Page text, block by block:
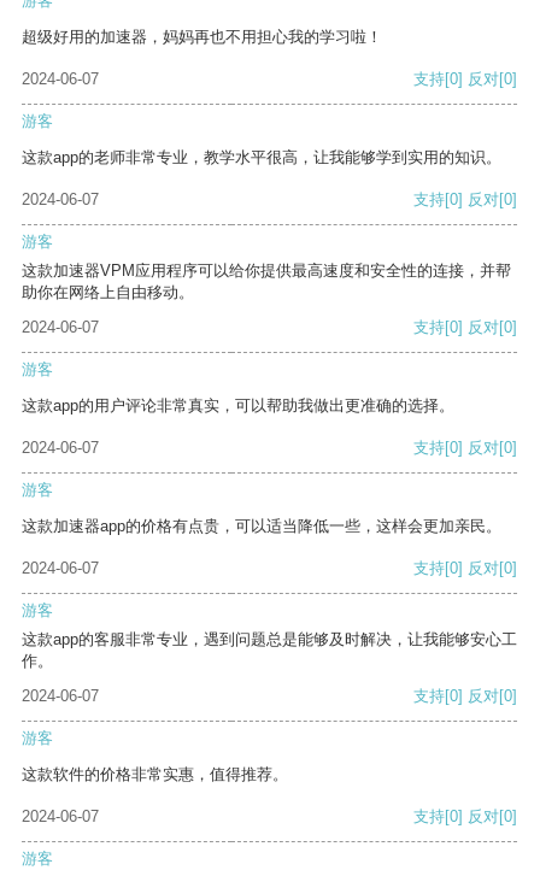
超级好用的加速器，妈妈再也不用担心我的学习啦！
2024-06-07 支持[0] 反对[0]
游客
这款app的老师非常专业，教学水平很高，让我能够学到实用的知识。
2024-06-07 支持[0] 反对[0]
游客
这款加速器VPM应用程序可以给你提供最高速度和安全性的连接，并帮
助你在网络上自由移动。
2024-06-07
支持[0] 反对[0]
游客
这款app的用户评论非常真实，可以帮助我做出更准确的选择。
2024-06-07 支持[0] 反对[0]
游客
这款加速器app的价格有点贵，可以适当降低一些，这样会更加亲民。
2024-06-07 支持[0] 反对[0]
游客
这款app的客服非常专业，遇到问题总是能够及时解决，让我能够安心工
作。
2024-06-07
支持[0] 反对[0]
游客
这款软件的价格非常实惠，值得推荐。
2024-06-07 支持[0] 反对[0]
游客